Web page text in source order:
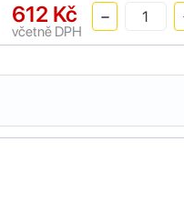
612 Kč
včetně DPH